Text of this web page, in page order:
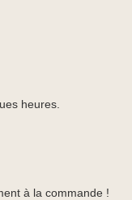
heures.
à la commande !